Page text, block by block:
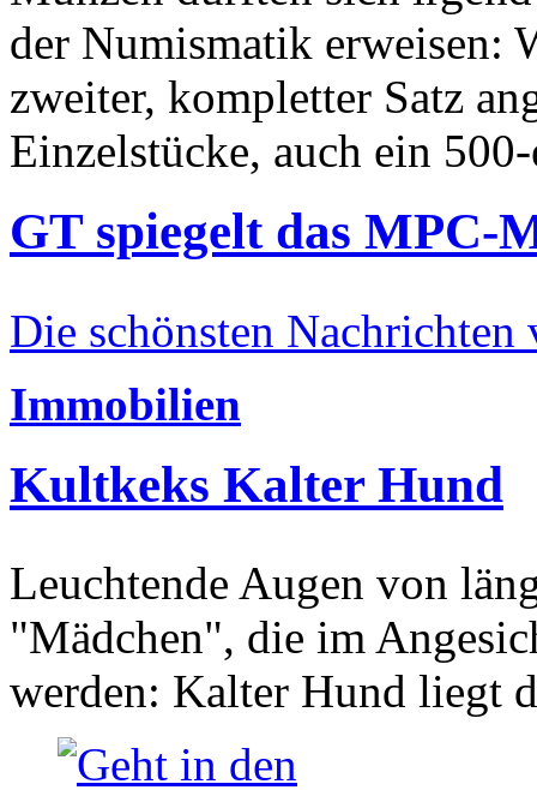
der Numismatik erweisen:
zweiter, kompletter Satz
Einzelstücke, auch ein
GT spiegelt das MPC-
Die schönsten Nachrichten
Immobilien
Kultkeks Kalter Hund
Leuchtende Augen von
"Mädchen", die im
werden: Kalter Hund liegt